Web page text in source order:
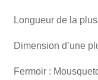
Longueur de la
Dimension d’une
Fermoir :